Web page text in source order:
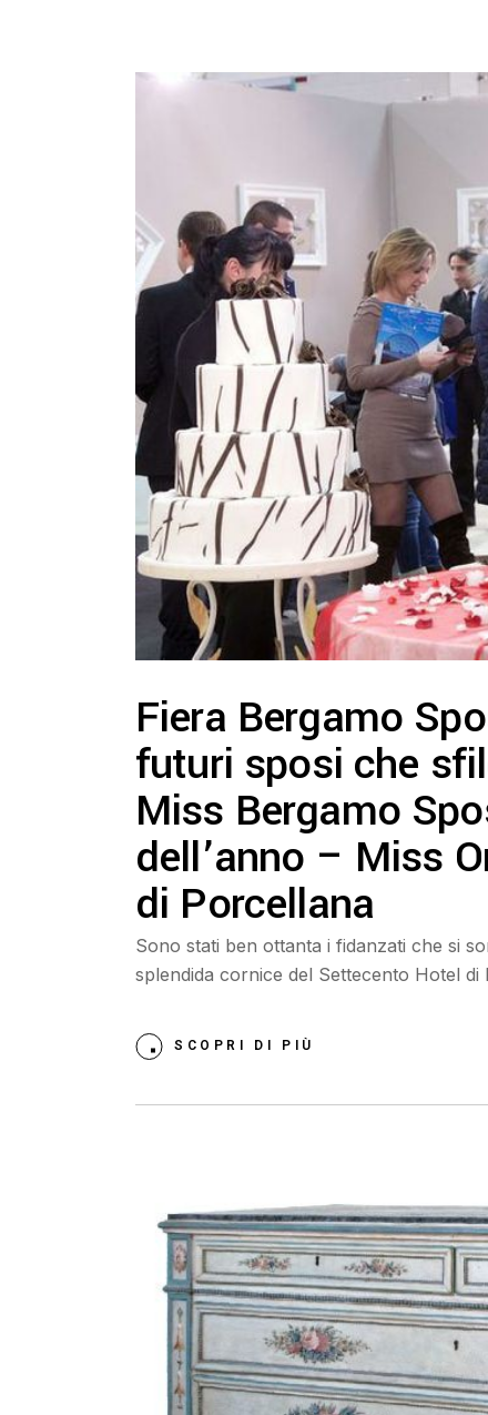
Fiera Bergamo
futuri sposi che
Miss Bergamo
dell’anno – Miss
di Porcellana
Sono stati ben ottanta i fidanzati che si
splendida cornice del Settecento Hotel di
SCOPRI DI PIÙ